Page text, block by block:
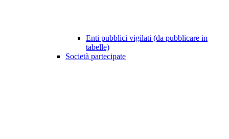
Enti pubblici vigilati (da pubblicare in
tabelle)
Società partecipate